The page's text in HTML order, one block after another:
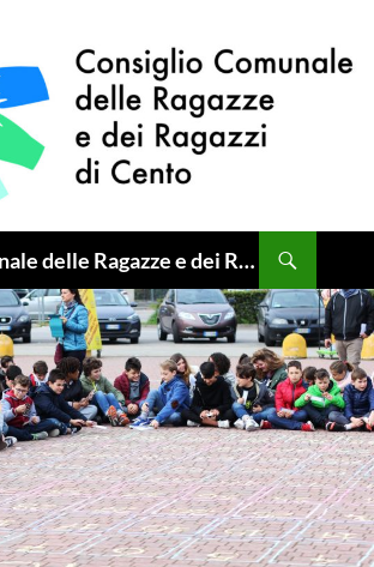
Consiglio Comunale delle Ragazze e dei Ragazzi di Cento